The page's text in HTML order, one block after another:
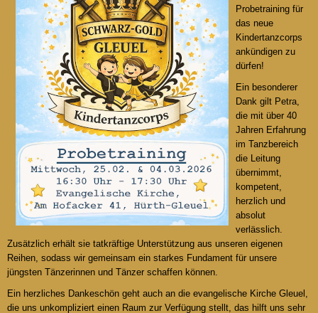
Probetraining für
das neue
Kindertanzcorps
ankündigen zu
dürfen!
Ein besonderer
Dank gilt Petra,
die mit über 40
Jahren Erfahrung
im Tanzbereich
die Leitung
übernimmt,
kompetent,
herzlich und
absolut
verlässlich.
Zusätzlich erhält sie tatkräftige Unterstützung aus unseren eigenen
Reihen, sodass wir gemeinsam ein starkes Fundament für unsere
jüngsten Tänzerinnen und Tänzer schaffen können.
Ein herzliches Dankeschön geht auch an die evangelische Kirche Gleuel,
die uns unkompliziert einen Raum zur Verfügung stellt, das hilft uns sehr